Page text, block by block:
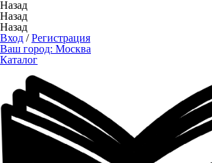
Назад
Назад
Назад
Вход /Регистрация
Ваш город: Москва
Каталог